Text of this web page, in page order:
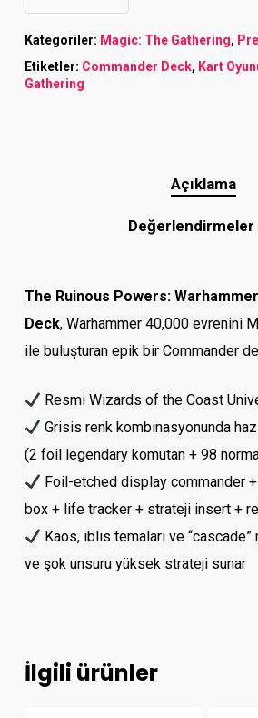
Kategoriler: Magic: The Gathering,
Etiketler: Commander Deck, Kart
Gathering
Açıklama
Değerlendirmeler
The Ruinous Powers:
Deck, Warhammer 40,000 evrenini
ile buluşturan epik bir Commander
Resmi Wizards of the Coast
Gri­sis renk kombinasyonunda
(2 foil legendary komutan + 98
Foil-etched display commander
box + life tracker + strateji insert +
Kaos, iblis temaları ve
ve şok unsuru yüksek strateji sunar
İlgili ürünler